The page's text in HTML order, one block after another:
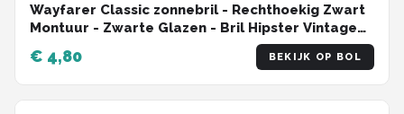
Wayfarer Classic zonnebril - Rechthoekig Zwart
Montuur - Zwarte Glazen - Bril Hipster Vintage
Retro Dames Heren Vierkant Rechthoekige
Classic | Carnavalsbril | Festival bril| Retro
Zonnebril | Zonnebril Heren | Zonnebril Dames |
€ 4,80 BEKIJK OP BOL